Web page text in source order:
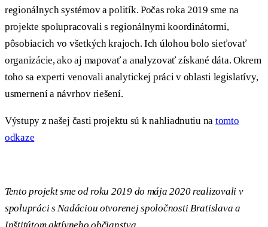
regionálnych systémov a politík. Počas roka 2019 sme na
projekte spolupracovali s regionálnymi koordinátormi,
pôsobiacich vo všetkých krajoch. Ich úlohou bolo sieťovať
organizácie, ako aj mapovať a analyzovať získané dáta. Okrem
toho sa experti venovali analytickej práci v oblasti legislatívy,
usmernení a návrhov riešení.
Výstupy z našej časti projektu sú k nahliadnutiu na tomto
odkaze
Tento projekt sme od roku 2019 do mája 2020 realizovali v
spolupráci s Nadáciou otvorenej spoločnosti Bratislava a